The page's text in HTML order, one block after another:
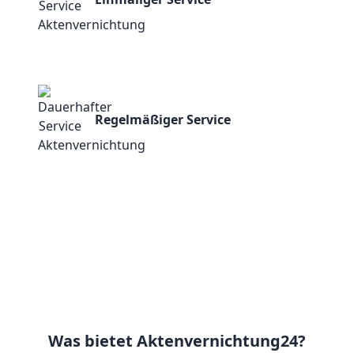
Regelmäßiger Service
Was bietet Aktenvernichtung24?